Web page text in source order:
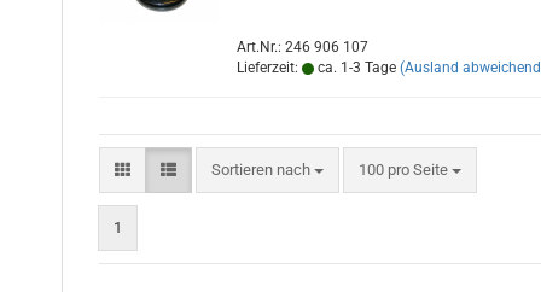
Art.Nr.: 246 906 107
Lieferzeit:
ca. 1-3 Tage (Ausland
Sortieren nach
Sortieren nach 100 pro Seite
pro Seite
1